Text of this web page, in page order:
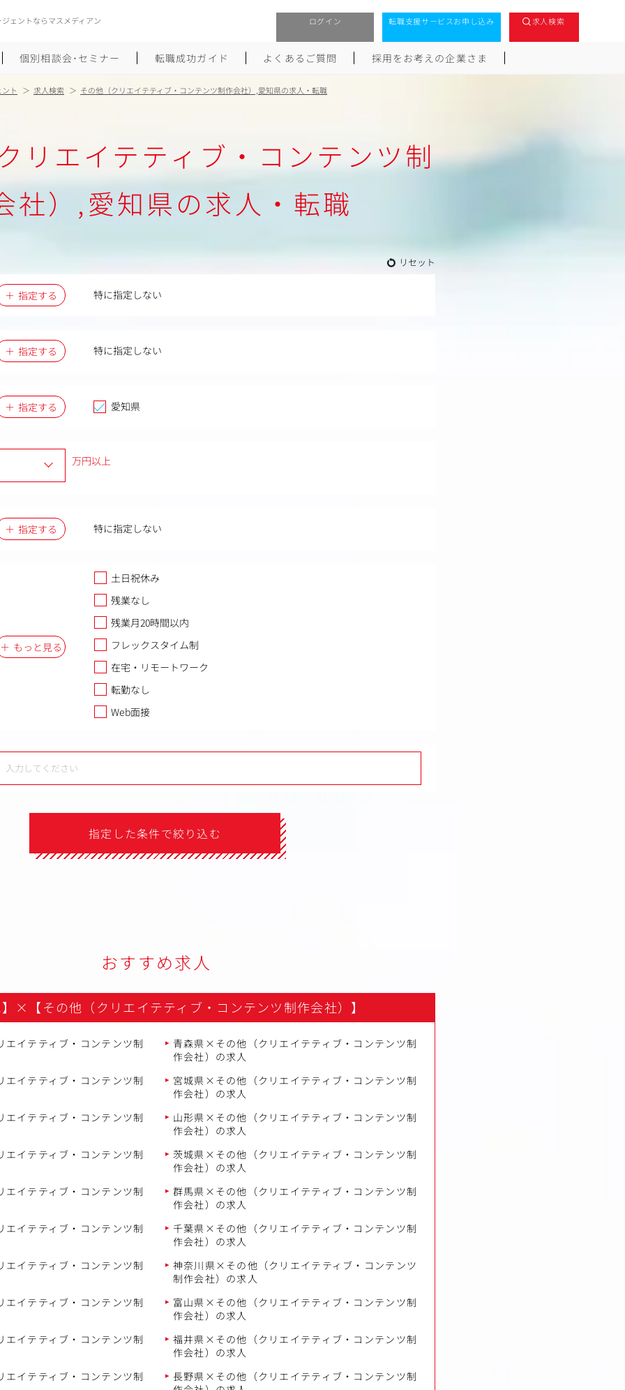
ェントならマスメディアン ログイン 転職支援サービスお申し込み 求人検索
個別相談会･セミナー 転職成功ガイド
履歴書のつくり方
ポートフォリオのつくり方
未経験から広告業界への転職
大手広告会社への転職
しゅふクリ･ママクリ転職
よくあるご質問 採用をお考えの企業さま
ト 求人検索 その他（クリエイテティブ・コンテンツ制作会社）,愛知県の求人・転職
リエイテティブ・コンテンツ制
社）,愛知県の求人・転職
リセット
指定する 特に指定しない
指定する 特に指定しない
指定する 愛知県
万円以上
指定する 特に指定しない
もっと見る
土日祝休み
残業なし
残業月20時間以内
フレックスタイム制
在宅・リモートワーク
転勤なし
Web面接
指定した条件で絞り込む
おすすめ求人
× 【その他（クリエイテティブ・コンテンツ制作会社）】
イテティブ・コンテンツ制
青森県×その他（クリエイテティブ・コンテンツ制
作会社）の求人
イテティブ・コンテンツ制
宮城県×その他（クリエイテティブ・コンテンツ制
作会社）の求人
イテティブ・コンテンツ制
山形県×その他（クリエイテティブ・コンテンツ制
作会社）の求人
イテティブ・コンテンツ制
茨城県×その他（クリエイテティブ・コンテンツ制
作会社）の求人
イテティブ・コンテンツ制
群馬県×その他（クリエイテティブ・コンテンツ制
作会社）の求人
イテティブ・コンテンツ制
千葉県×その他（クリエイテティブ・コンテンツ制
作会社）の求人
イテティブ・コンテンツ制
神奈川県×その他（クリエイテティブ・コンテンツ
制作会社）の求人
イテティブ・コンテンツ制
富山県×その他（クリエイテティブ・コンテンツ制
作会社）の求人
イテティブ・コンテンツ制
福井県×その他（クリエイテティブ・コンテンツ制
作会社）の求人
イテティブ・コンテンツ制
長野県×その他（クリエイテティブ・コンテンツ制